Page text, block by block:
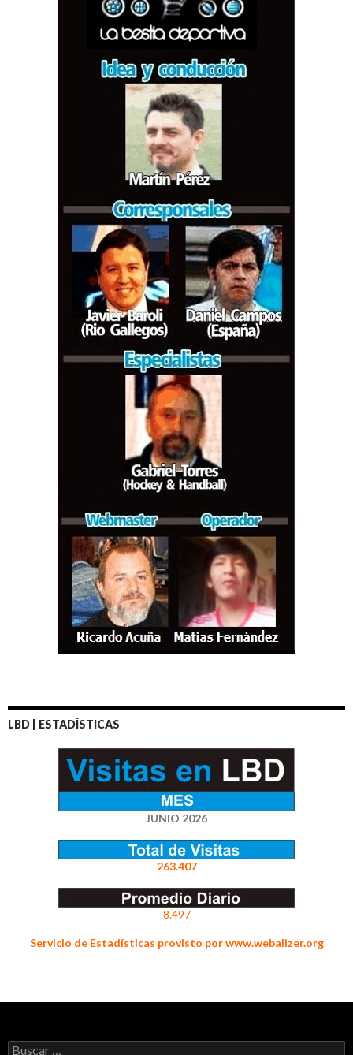
LBD | ESTADÍSTICAS
JUNIO 2026
263.407
8.497
Servicio de Estadísticas provisto por www.webalizer.org
Buscar: